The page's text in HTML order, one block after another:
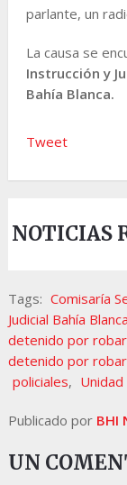
parlante, un
La causa se
Instrucción y
Bahía Blanca.
Tweet
NOTICIAS
Tags: Comisaría
Judicial Bahía Blanca
detenido por
detenido por robar
policiales, Unidad
Publicado por BHI
UN